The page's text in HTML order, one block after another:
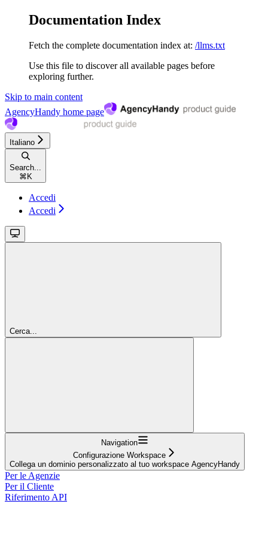
Documentation Index
Fetch the complete documentation index at: /llms.txt
Use this file to discover all available pages before
exploring further.
Skip to main content
AgencyHandy home page
Italiano
Search...
⌘ K
Accedi
Accedi
Cerca...
Navigation
Configurazione Workspace
Collega un dominio personalizzato al tuo workspace AgencyHandy
Per le Agenzie
Per il Cliente
Riferimento API